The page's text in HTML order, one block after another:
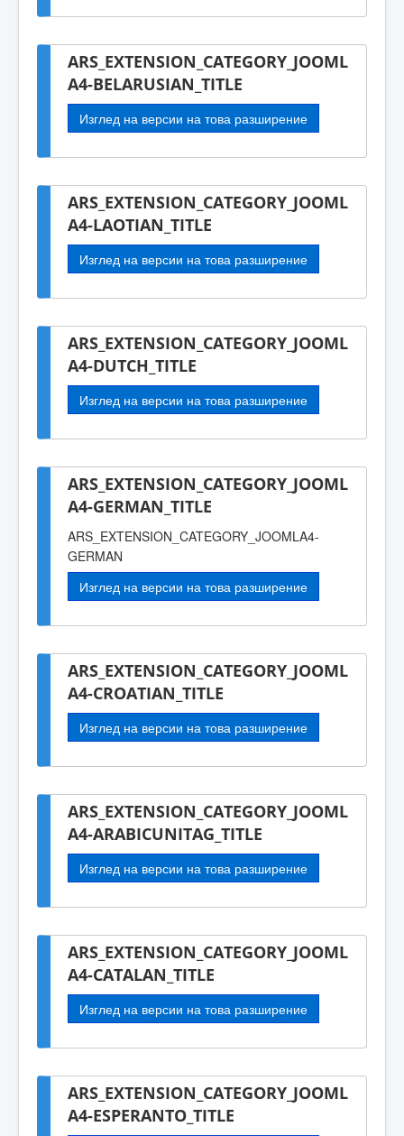
ARS_EXTENSION_CATEGORY_JOOML
A4-BELARUSIAN_TITLE
Изглед на версии на това разширение
ARS_EXTENSION_CATEGORY_JOOML
A4-LAOTIAN_TITLE
Изглед на версии на това разширение
ARS_EXTENSION_CATEGORY_JOOML
A4-DUTCH_TITLE
Изглед на версии на това разширение
ARS_EXTENSION_CATEGORY_JOOML
A4-GERMAN_TITLE
ARS_EXTENSION_CATEGORY_JOOMLA4-
GERMAN
Изглед на версии на това разширение
ARS_EXTENSION_CATEGORY_JOOML
A4-CROATIAN_TITLE
Изглед на версии на това разширение
ARS_EXTENSION_CATEGORY_JOOML
A4-ARABICUNITAG_TITLE
Изглед на версии на това разширение
ARS_EXTENSION_CATEGORY_JOOML
A4-CATALAN_TITLE
Изглед на версии на това разширение
ARS_EXTENSION_CATEGORY_JOOML
A4-ESPERANTO_TITLE